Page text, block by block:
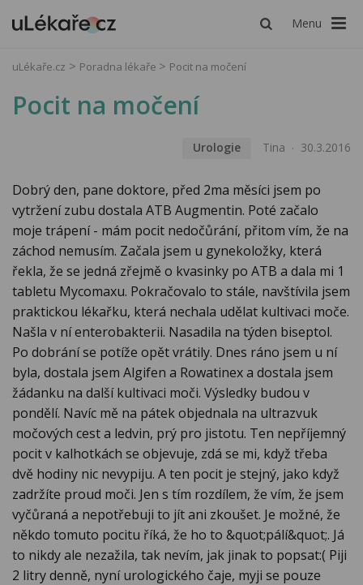
Menu
uLékaře.cz Poradna lékaře Pocit na močení
Pocit na močení
Urologie Tina 30.3.2016
Dobrý den, pane doktore, před 2ma měsíci jsem po
vytržení zubu dostala ATB Augmentin. Poté začalo
moje trápení - mám pocit nedočůrání, přitom vím, že na
záchod nemusím. Začala jsem u gynekoložky, která
řekla, že se jedná zřejmě o kvasinky po ATB a dala mi 1
tabletu Mycomaxu. Pokračovalo to stále, navštívila jsem
praktickou lékařku, která nechala udělat kultivaci moče.
Našla v ní enterobakterii. Nasadila na týden biseptol.
Po dobrání se potíže opět vrátily. Dnes ráno jsem u ní
byla, dostala jsem Algifen a Rowatinex a dostala jsem
žádanku na další kultivaci moči. Výsledky budou v
pondělí. Navíc mě na pátek objednala na ultrazvuk
močových cest a ledvin, prý pro jistotu. Ten nepříjemný
pocit v kalhotkách se objevuje, zdá se mi, když třeba
dvě hodiny nic nevypiju. A ten pocit je stejný, jako když
zadržíte proud moči. Jen s tím rozdílem, že vím, že jsem
vyčůraná a nepotřebuji to jít ani zkoušet. Je možné, že
někdo tomuto pocitu říká, že ho to &quot;pálí&quot;. Já
to nikdy ale nezažila, tak nevím, jak jinak to popsat:( Piji
2 litry denně, nyní urologického čaje, myji se pouze